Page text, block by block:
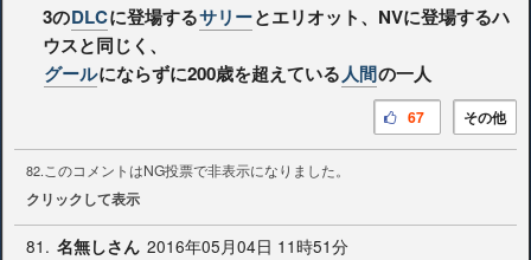
3のDLCに登場するサリーとエリオット、NVに登場するハ
ウスと同じく、
グールにならずに200歳を超えている人間の一人
その他
67
82. このコメントはNG投票で非表示になりました。
クリックして表示
81. 名無しさん 2016年05月04日 11時51分